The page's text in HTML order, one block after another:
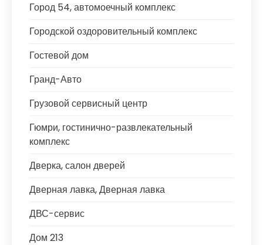
Город 54, автомоечный комплекс
Городской оздоровительный комплекс
Гостевой дом
Гранд-Авто
Грузовой сервисный центр
Гюмри, гостинично-развлекательный
комплекс
Дверка, салон дверей
Дверная лавка, Дверная лавка
ДВС-сервис
Дом 213